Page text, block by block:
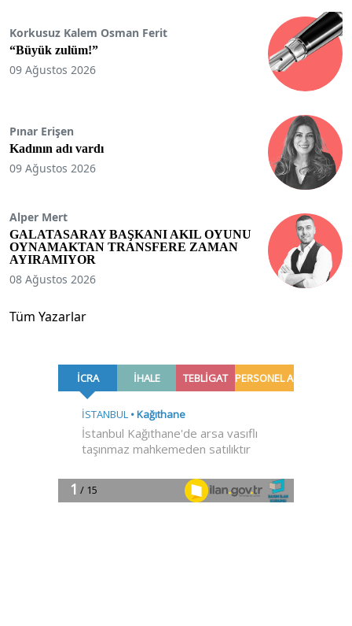
Korkusuz Kalem Osman Ferit
“Büyük zulüm!”
09 Ağustos 2026
Pınar Erişen
Kadının adı vardı
09 Ağustos 2026
Alper Mert
GALATASARAY BAŞKANI AKIL OYUNU
OYNAMAKTAN TRANSFERE ZAMAN
AYIRAMIYOR
08 Ağustos 2026
Tüm Yazarlar